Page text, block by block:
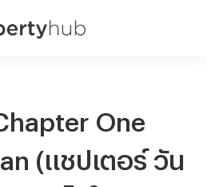
One
(แชปเตอร์ วัน